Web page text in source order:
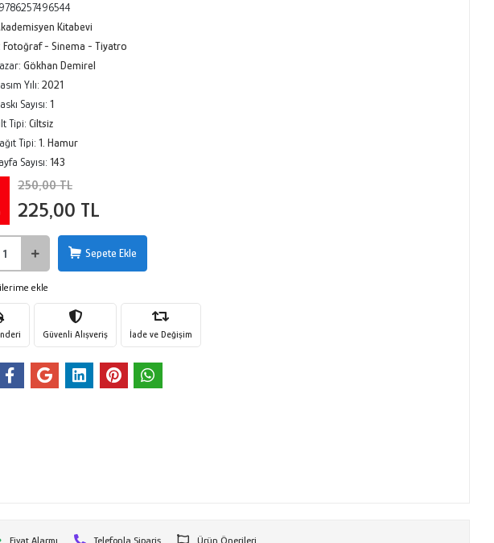
9786257496544
Kitabevi
Fotoğraf - Sinema - Tiyatro
Gökhan Demirel
Yılı: 2021
Sayısı: 1
Tipi: Ciltsiz
Tipi: 1. Hamur
Sayısı: 143
250,00 TL
225,00 TL
Sepete Ekle
ekle
Güvenli Alışveriş İade ve Değişim
Fiyat Alarmı Telefonla Sipariş Ürün Önerileri